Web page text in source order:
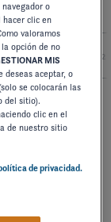
2024
o
hacer clic en
valoramos
opción de no
MIS
deseas aceptar, o
se colocarán las
del sitio).
clic en el
de nuestro sitio
de privacidad.